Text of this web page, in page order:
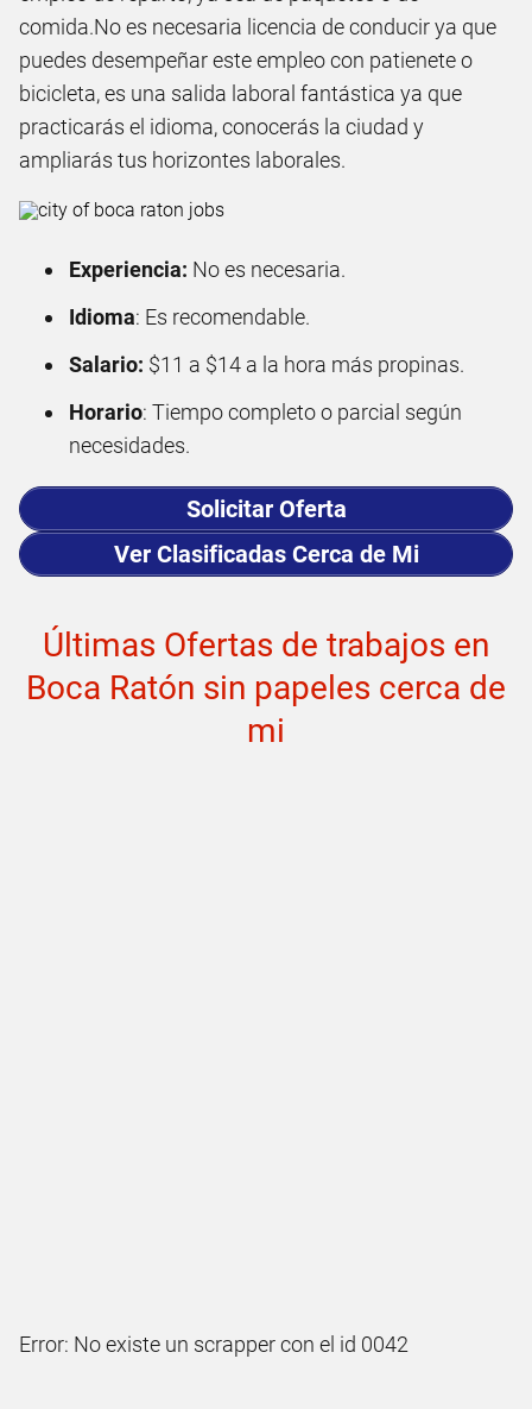
comida.No es necesaria licencia de conducir ya que
puedes desempeñar este empleo con patienete o
bicicleta, es una salida laboral fantástica ya que
practicarás el idioma, conocerás la ciudad y
ampliarás tus horizontes laborales.
Experiencia: No es necesaria.
Idioma: Es recomendable.
Salario: $11 a $14 a la hora más propinas.
Horario: Tiempo completo o parcial según
necesidades.
Solicitar Oferta
Ver Clasificadas Cerca de Mi
Últimas Ofertas de trabajos en
Boca Ratón sin papeles cerca de
mi
Error: No existe un scrapper con el id 0042